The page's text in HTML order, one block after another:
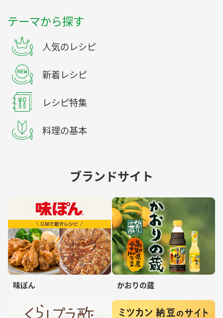
テーマから探す
人気のレシピ
新着レシピ
レシピ特集
料理の基本
ブランドサイト
味ぽん かおりの蔵